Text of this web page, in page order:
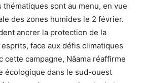
sont au menu, en vue
des zones humides le 2 février.
ancrer la protection de la
face aux défis climatiques
cette campagne, Nâama réaffirme
écologique dans le sud-ouest